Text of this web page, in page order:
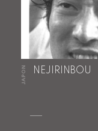
JAPON NEJIRINBOU